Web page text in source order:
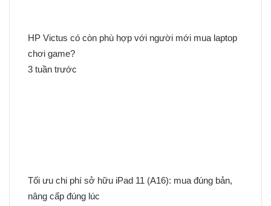
HP Victus có còn phù hợp với người mới mua laptop
chơi game?
3 tuần trước
Tối ưu chi phí sở hữu iPad 11 (A16): mua đúng bản,
nâng cấp đúng lúc